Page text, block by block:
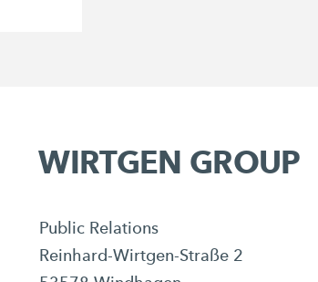
WIRTGEN GROUP
Public Relations
Reinhard-Wirtgen-Straße 2